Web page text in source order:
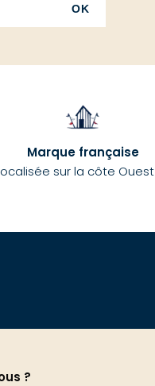
OK
Marque française
sur la côte Ouest
?